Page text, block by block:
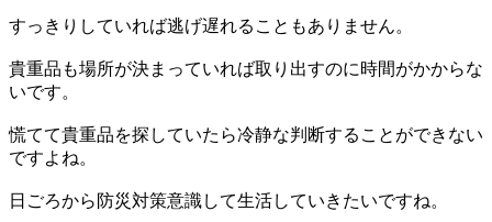
すっきりしていれば逃げ遅れることもありません。
貴重品も場所が決まっていれば取り出すのに時間がかからな
いです。
慌てて貴重品を探していたら冷静な判断することができない
ですよね。
日ごろから防災対策意識して生活していきたいですね。